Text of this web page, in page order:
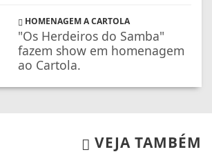
HOMENAGEM A CARTOLA
"Os Herdeiros do Samba"
fazem show em homenagem
ao Cartola.
VEJA TAMBÉM